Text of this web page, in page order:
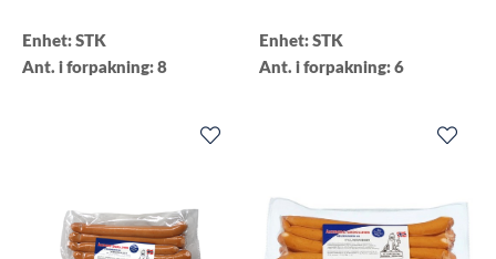
Enhet: STK
Ant. i forpakning: 8
Enhet: STK
Ant. i forpakning: 6